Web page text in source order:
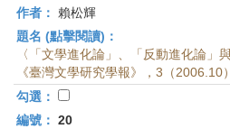
作者：
賴松輝
題名 (點擊閱讀)：
〈「文學進化論」、「反動進化論」
《臺灣文學研究學報》，3（2006.10
勾選：
編號： 20